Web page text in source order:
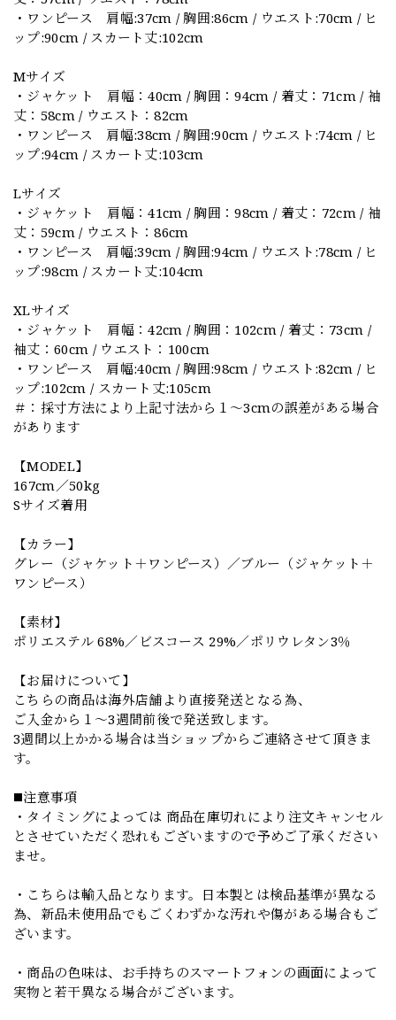
・ワンピース 肩幅:37cm / 胸囲:86cm / ウエスト:70cm / ヒ
ップ:90cm / スカート丈:102cm
Mサイズ
・ジャケット 肩幅：40cm / 胸囲：94cm / 着丈：71cm / 袖
丈：58cm / ウエスト：82cm
・ワンピース 肩幅:38cm / 胸囲:90cm / ウエスト:74cm / ヒ
ップ:94cm / スカート丈:103cm
Lサイズ
・ジャケット 肩幅：41cm / 胸囲：98cm / 着丈：72cm / 袖
丈：59cm / ウエスト：86cm
・ワンピース 肩幅:39cm / 胸囲:94cm / ウエスト:78cm / ヒ
ップ:98cm / スカート丈:104cm
XLサイズ
・ジャケット 肩幅：42cm / 胸囲：102cm / 着丈：73cm /
袖丈：60cm / ウエスト：100cm
・ワンピース 肩幅:40cm / 胸囲:98cm / ウエスト:82cm / ヒ
ップ:102cm / スカート丈:105cm
＃：採寸方法により上記寸法から１～3cmの誤差がある場合
があります
【MODEL】
167cm／50kg
Sサイズ着用
【カラー】
グレー（ジャケット＋ワンピース）／ブルー（ジャケット＋
ワンピース）
【素材】
ポリエステル 68%／ビスコース 29%／ポリウレタン3％
【お届けについて】
こちらの商品は海外店舗より直接発送となる為、
ご入金から１～3週間前後で発送致します。
3週間以上かかる場合は当ショップからご連絡させて頂きま
す。
◼️注意事項
・タイミングによっては 商品在庫切れにより注文キャンセル
とさせていただく恐れもございますので予めご了承ください
ませ。
・こちらは輸入品となります。日本製とは検品基準が異なる
為、新品未使用品でもごくわずかな汚れや傷がある場合もご
ざいます。
・商品の色味は、お手持ちのスマートフォンの画面によって
実物と若干異なる場合がございます。